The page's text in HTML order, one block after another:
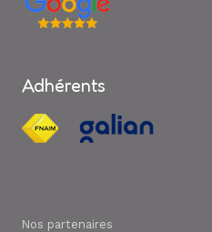
Adhérents
Nos partenaires